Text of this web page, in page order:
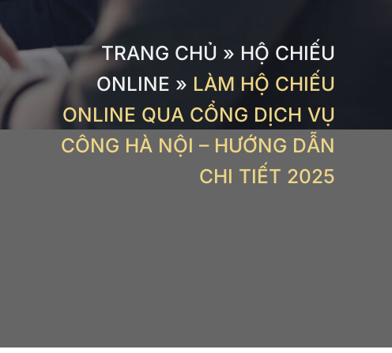
TRANG CHỦ » HỘ CHIẾU
ONLINE » LÀM HỘ CHIẾU
ONLINE QUA CỔNG DỊCH VỤ
CÔNG HÀ NỘI – HƯỚNG DẪN
CHI TIẾT 2025